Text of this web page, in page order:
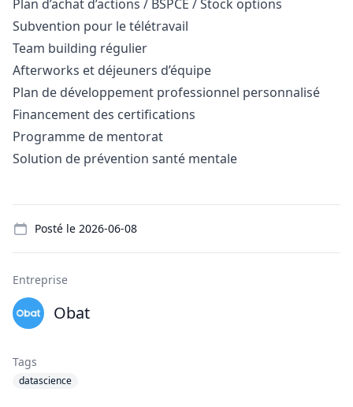
Plan d’achat d’actions / BSPCE / Stock options
Subvention pour le télétravail
Team building régulier
Afterworks et déjeuners d’équipe
Plan de développement professionnel personnalisé
Financement des certifications
Programme de mentorat
Solution de prévention santé mentale
Posté le 2026-06-08
Entreprise
Obat
Tags
datascience